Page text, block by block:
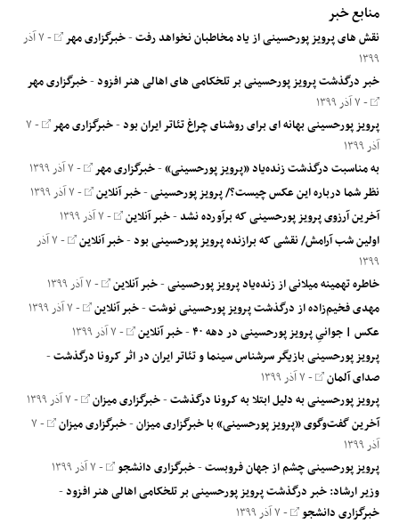
منابع خبر
نقش های پرویز پورحسینی از یاد مخاطبان نخواهد رفت-خبرگزاری مهر
- ۷ آذر
۱۳۹۹
خبر درگذشت پرویز پورحسینی بر تلخکامی های اهالی هنر افزود-خبرگزاری مهر
- ۷ آذر ۱۳۹۹
پرویز پورحسینی بهانه ای برای روشنای چراغ تئاتر ایران بود-خبرگزاری مهر
- ۷
آذر ۱۳۹۹
به مناسبت درگذشت زنده‌یاد «پرویز پورحسینی»-خبرگزاری مهر - ۷ آذر ۱۳۹۹
نظر شما درباره این عکس چیست؟/ پرویز پورحسینی-خبر آنلاین - ۷ آذر ۱۳۹۹
آخرین آرزوی پرویز پورحسینی که برآورده نشد-خبر آنلاین - ۷ آذر ۱۳۹۹
اولین شب آرامش/ نقشی که برازنده پرویز پورحسینی بود-خبر آنلاین
- ۷ آذر
۱۳۹۹
خاطره تهمینه میلانی از زنده‌یاد پرویز پورحسینی-خبر آنلاین - ۷ آذر ۱۳۹۹
مهدی فخیم‌زاده از درگذشت پرویز پورحسینی نوشت-خبر آنلاین - ۷ آذر ۱۳۹۹
عکس | جوانیِ پرویز پورحسینی در دهه ۴۰
-خبر آنلاین - ۷ آذر ۱۳۹۹
پرویز پورحسینی بازیگر سرشناس سینما و تئاتر ایران در اثر کرونا درگذشت-
صدای آلمان - ۷ آذر ۱۳۹۹
پرویز پورحسینی به دلیل ابتلا به کرونا درگذشت-خبرگزاری میزان - ۷ آذر ۱۳۹۹
آخرین گفت‌وگوی «پرویز پورحسینی» با خبرگزاری میزان-خبرگزاری میزان
- ۷
آذر ۱۳۹۹
پرویز پورحسینی چشم از جهان فروبست-خبرگزاری دانشجو - ۷ آذر ۱۳۹۹
وزیر ارشاد: خبر درگذشت پرویز پورحسینی بر تلخکامی اهالی هنر افزود-
خبرگزاری دانشجو - ۷ آذر ۱۳۹۹